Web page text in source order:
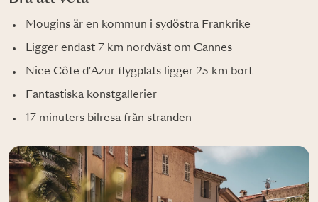
Mougins är en kommun i sydöstra Frankrike
Ligger endast 7 km nordväst om Cannes
Nice Côte d'Azur flygplats ligger 25 km bort
Fantastiska konstgallerier
17 minuters bilresa från stranden